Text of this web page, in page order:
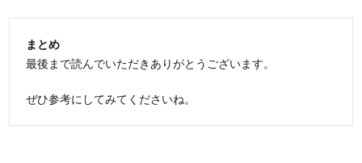
まとめ
最後まで読んでいただきありがとうございます。
ぜひ参考にしてみてくださいね。